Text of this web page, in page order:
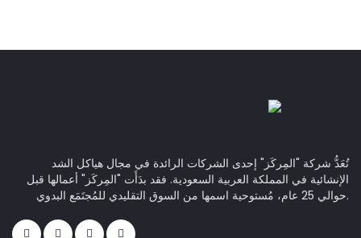
تُعَدُّ شركة "المِركَز" إحدى الشركات الرائدة في مجال هياكل الشد
الإنشائية في المملكة العربية السعودية. فقد بدَأَت "المِركَز" أعمالها قبل
حوالي 25 عام، مُستوحية اسمها من السوق التقليدي للمُجتَمَع البدوي.